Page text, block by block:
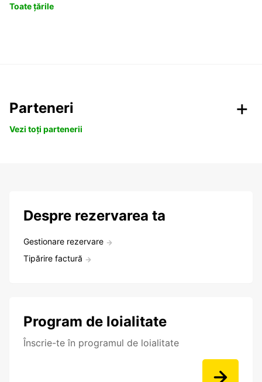
Toate țările
Parteneri
Vezi toți partenerii
Despre rezervarea ta
Gestionare rezervare
Tipărire factură
Program de loialitate
Înscrie-te în programul de loialitate